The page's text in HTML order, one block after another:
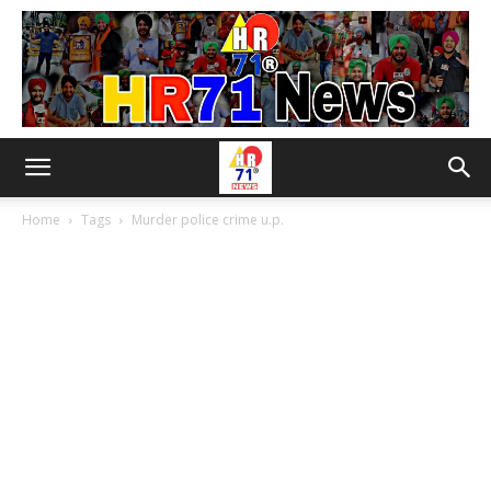
Home Tags Murder police crime u.p.